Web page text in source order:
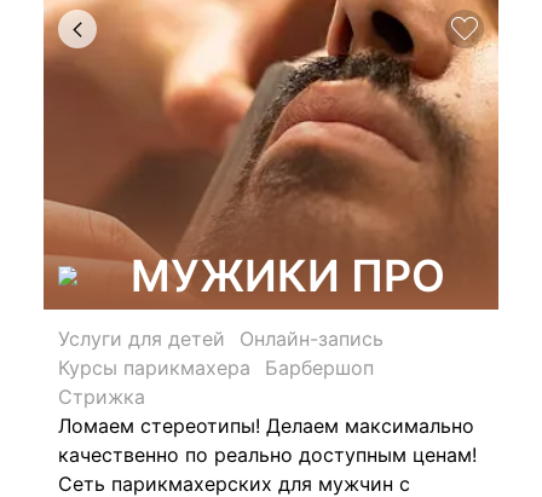
МУЖИКИ ПРО
Услуги для детей
Онлайн-запись
Курсы парикмахера
Барбершоп
Стрижка
Ломаем стереотипы! Делаем максимально
качественно по реально доступным ценам!
Сеть парикмахерских для мужчин с